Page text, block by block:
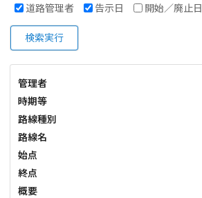
道路管理者 告示日 開始／廃止日
検索実行
管理者
時期等
路線種別
路線名
始点
終点
概要